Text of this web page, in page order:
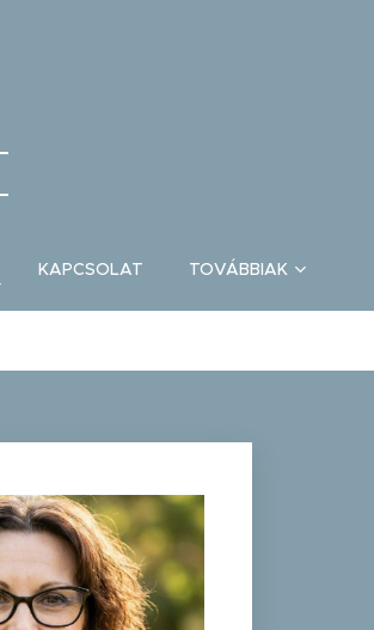
KAPCSOLAT TOVÁBBIAK